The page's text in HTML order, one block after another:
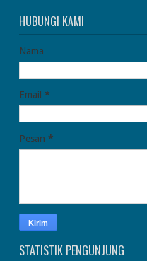
HUBUNGI KAMI
Nama
Email*
Pesan*
STATISTIK PENGUNJUNG